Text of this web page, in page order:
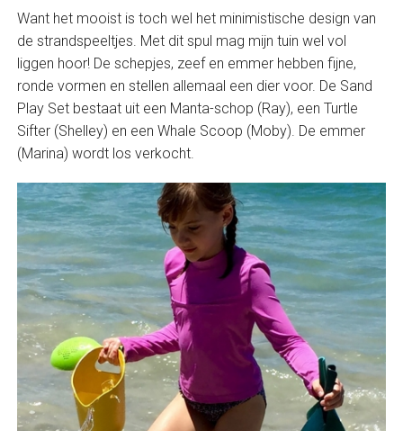
Want het mooist is toch wel het minimistische design van
de strandspeeltjes. Met dit spul mag mijn tuin wel vol
liggen hoor! De schepjes, zeef en emmer hebben fijne,
ronde vormen en stellen allemaal een dier voor. De Sand
Play Set bestaat uit een Manta-schop (Ray), een Turtle
Sifter (Shelley) en een Whale Scoop (Moby). De emmer
(Marina) wordt los verkocht.